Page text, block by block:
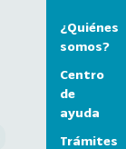
¿Quiénes
somos?
Centro
de
ayuda
Trámites